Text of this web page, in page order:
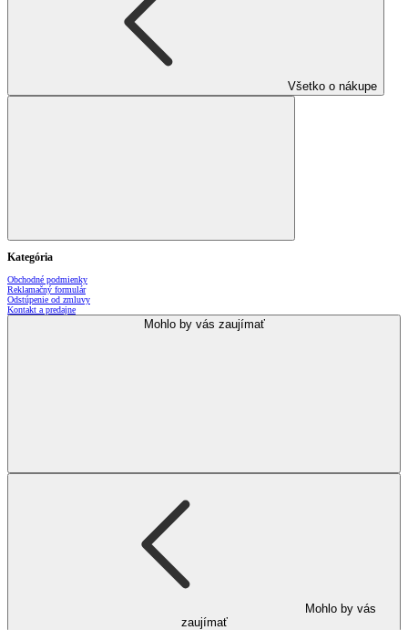
Všetko o nákupe
Kategória
Obchodné podmienky
Reklamačný formulár
Odstúpenie od zmluvy
Kontakt a predajne
Mohlo by vás zaujímať
Mohlo by vás
zaujímať